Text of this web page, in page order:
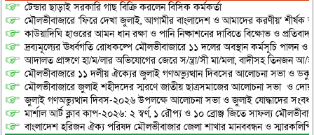
টেন্ডার ছাড়াই সরকারি গাছ বিক্রি করলেন বিসিক কর্মকর্তা
মৌলভীবাজারে ‘ফিরে দেখা জুলাই, আগামীর বাংলাদেশ ও আমাদের করণীয়’ শীর্ষক
কাউয়াদিঘি হাওরের আমন ধান রক্ষা ও পানি নিষ্কাশনের দাবিতে বিক্ষোভ ও
দ্রব্যমূল্যের ঊর্ধ্বগতি রোধকল্পে মৌলভীবাজারে ১১ দলের অবস্থান কর্মসূচি পালন ও
আদালত প্রাঙ্গণে হা/ম/লার অভিযোগের জেরে স/ন্ত্রা/সী মা/মলা, বাদীসহ তিনজন আ/
মৌলভীবাজারে ১১ দলীয় ঐক্যের জুলাই গণঅভ্যুত্থান দিবসের আলোচনা সভা ও
মৌলভীবাজারে জুলাই শহীদদের স্মরণে জাতীয় ছাত্রসমাজের আলোচনা সভা ও
জুলাই গণঅভ্যুত্থান দিবস-২০২৬ উপলক্ষে আলোচনা সভা ও জুলাই যোদ্ধাদের
মার্শাল আর্ট ক্লাব কাপ-২০২৬: ২ স্বর্ণ, ১ রৌপ্য ও ১০ ব্রোঞ্জ জিতে সাফল্য
বাংলাদেশ হরিজন ঐক্য পরিষদ মৌলভীবাজার জেলা শাখার মানববন্ধন ও স্মারকলিপি